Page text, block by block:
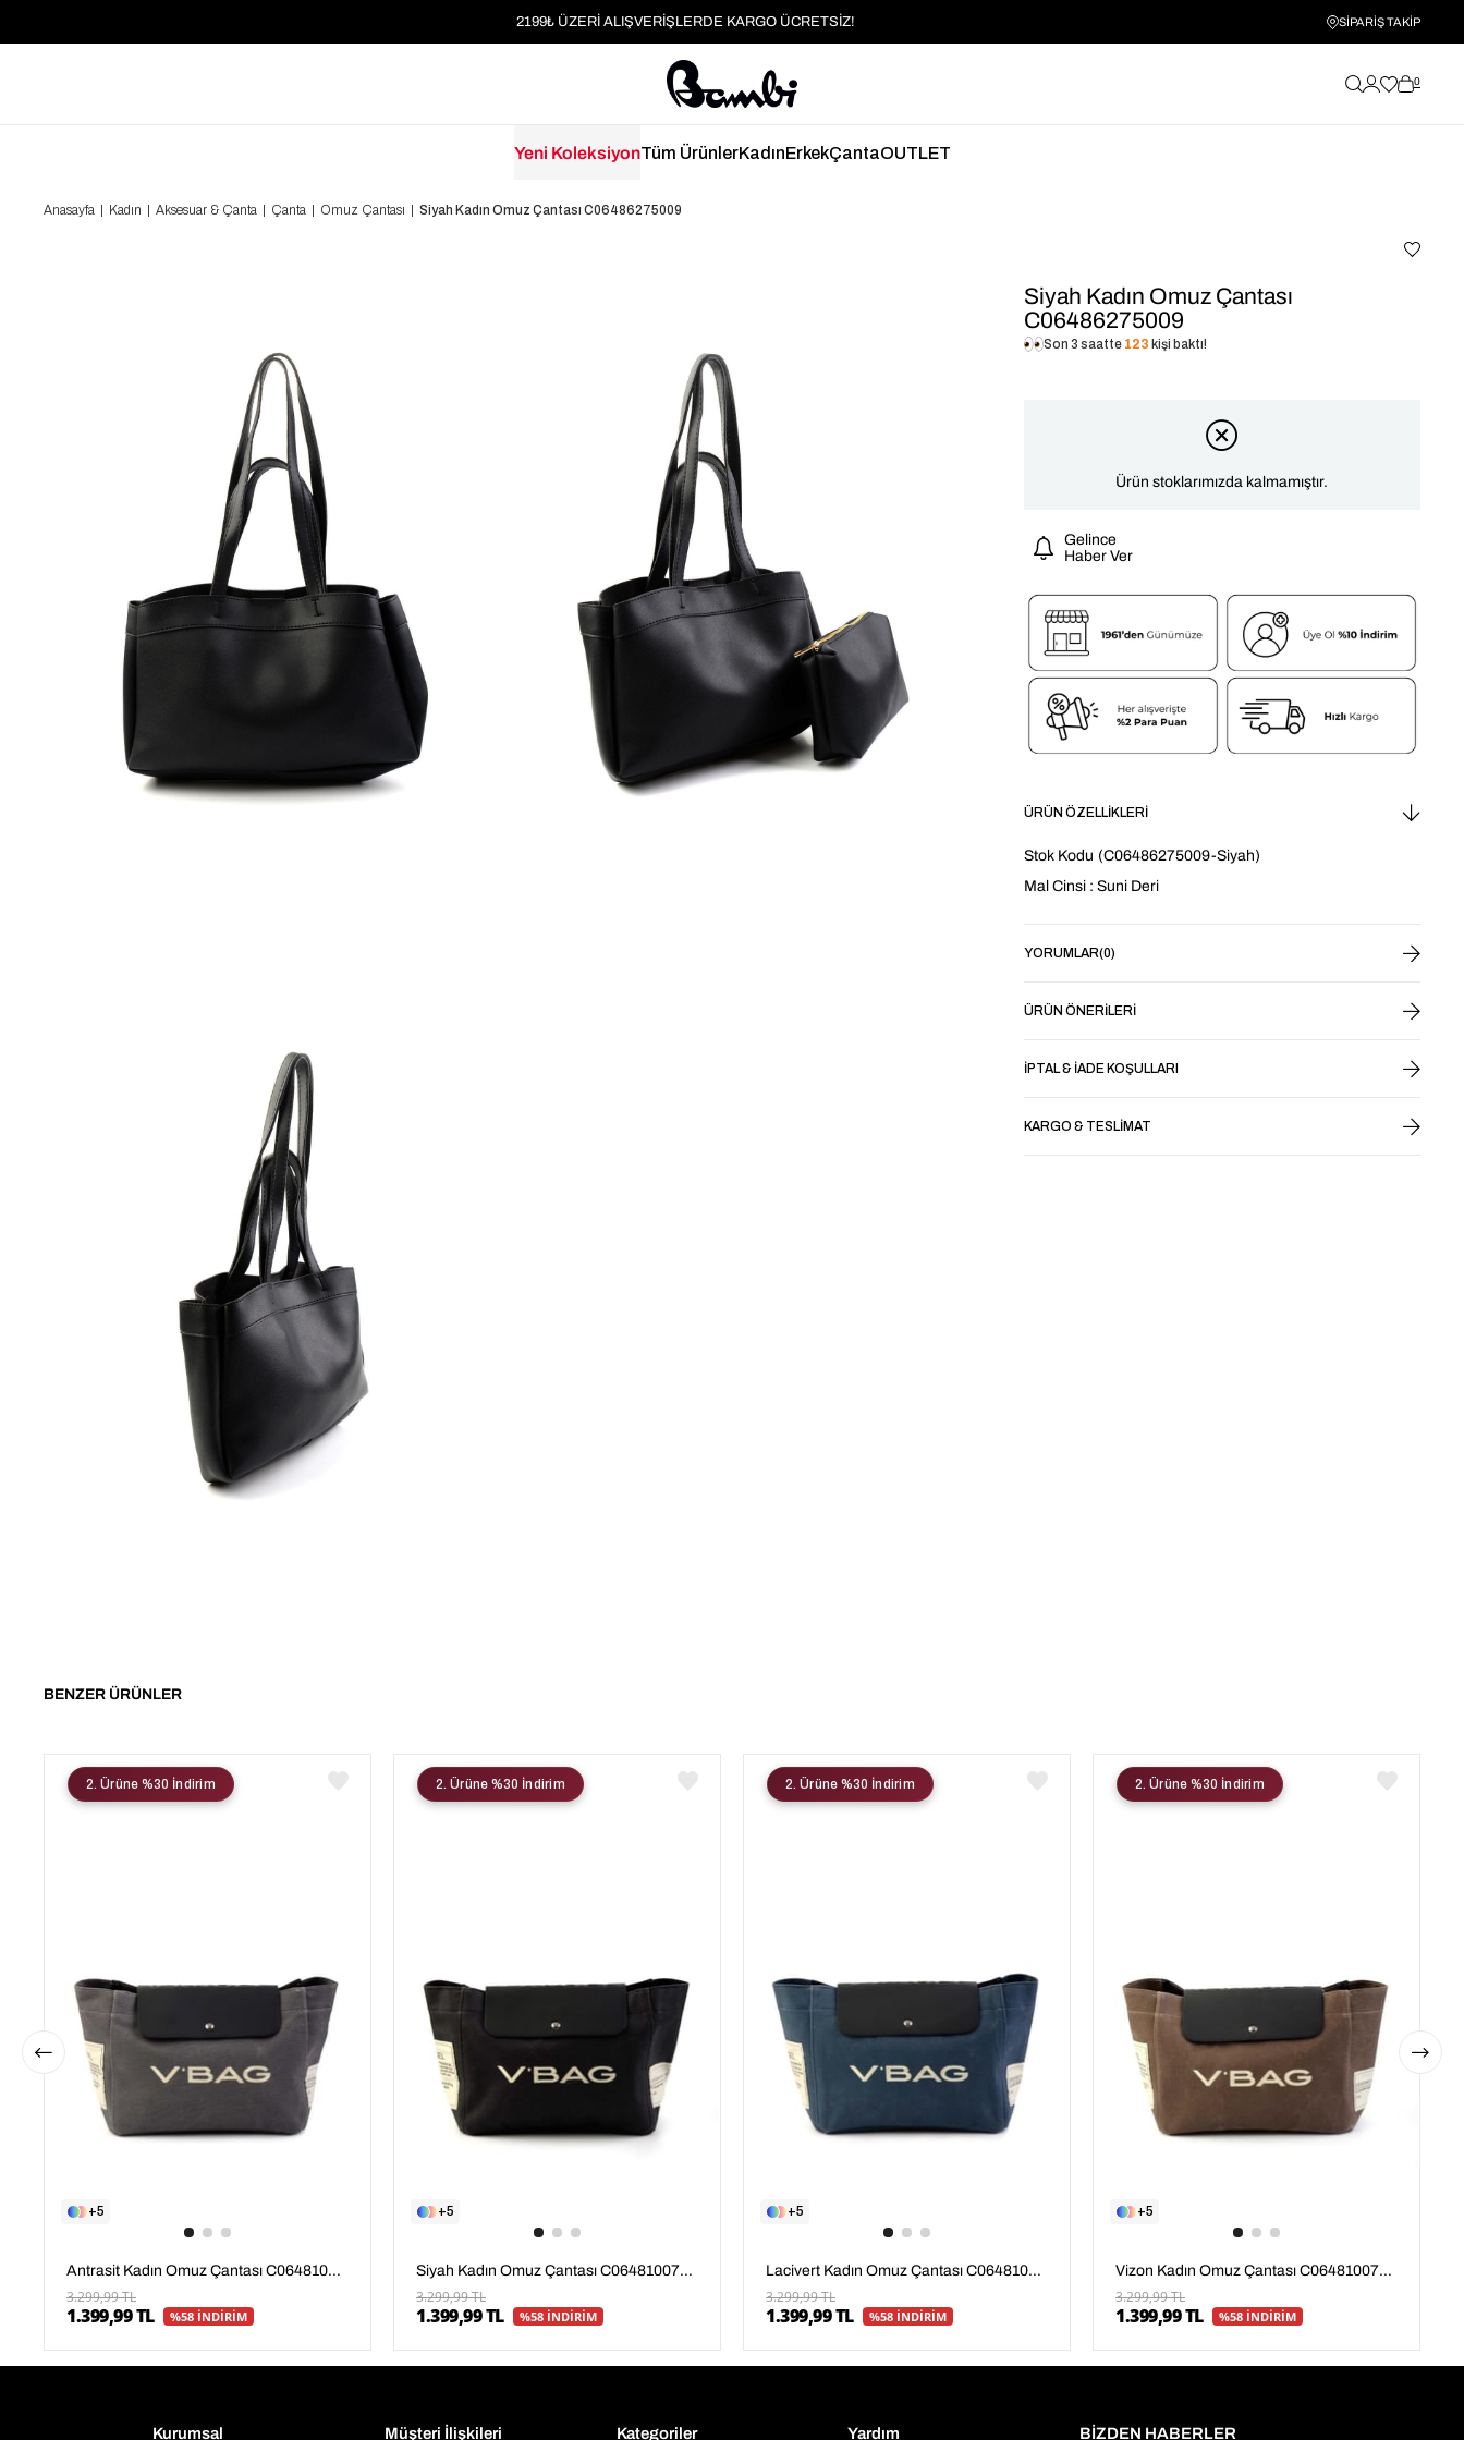
MOBİL UYGULAMAYA ÖZEL İLK ALIŞVERİŞİNİZE %5 İNDİRİM
HER SİPARİŞTE %2 PARAPUAN
2199₺ ÜZERİ ALIŞVERİŞLERDE KARGO ÜCRETSİZ!
SİPARİŞ TAKİP
0
Yeni KoleksiyonTüm ÜrünlerKadınErkekÇantaOUTLET
Anasayfa Kadın Aksesuar & Çanta Çanta Omuz Çantası Siyah Kadın Omuz Çantası C06486275009
Siyah Kadın Omuz Çantası
C06486275009
Son 3 saatte 123 kişi baktı!
Ürün stoklarımızda kalmamıştır.
Gelince
Haber Ver
ÜRÜN ÖZELLIKLERI
Stok Kodu (C06486275009-Siyah)
Mal Cinsi : Suni Deri
YORUMLAR(0)
ÜRÜN ÖNERILERI
İPTAL & İADE KOŞULLARI
KARGO & TESLIMAT
BENZER ÜRÜNLER
5
Antrasit Kadın Omuz Çantası C06481007804
3.299,99 TL
1.399,99 TL %58 İNDİRİM
2. Ürüne %30 İndirim
5
Siyah Kadın Omuz Çantası C06481007804
3.299,99 TL
1.399,99 TL %58 İNDİRİM
2. Ürüne %30 İndirim
5
Lacivert Kadın Omuz Çantası C06481007804
3.299,99 TL
1.399,99 TL %58 İNDİRİM
2. Ürüne %30 İndirim
5
Vizon Kadın Omuz Çantası C06481007804
3.299,99 TL
1.399,99 TL %58 İNDİRİM
2. Ürüne %30 İndirim
Kurumsal Müşteri İlişkileri Kategoriler Yardım BİZDEN HABERLER